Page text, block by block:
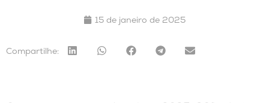
15 de janeiro de 2025
Compartilhe: